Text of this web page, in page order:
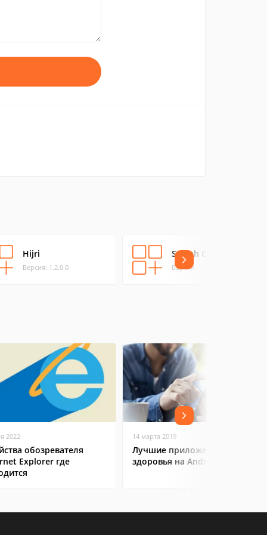
Hijri
Версия: 1.2.0.0
Stylish Clock
Версия: 1.1.0.0
2022
обозревателя
Explorer где
14 марта 2019
Лучшие приложения для
здоровья на Android